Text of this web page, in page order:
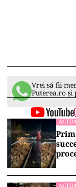
Vrei să fii
Puterea.ro și